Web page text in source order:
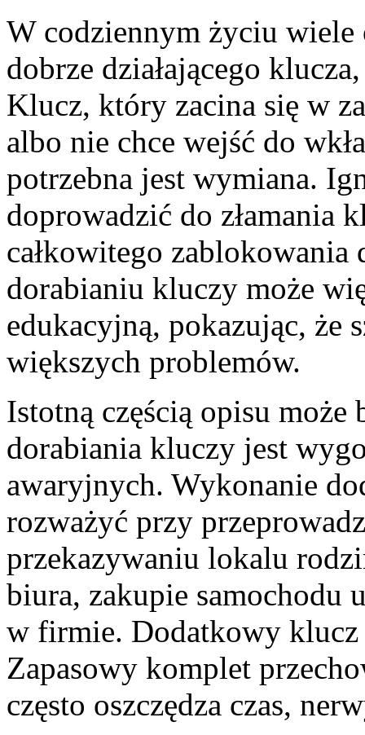
W codziennym życiu wiele
dobrze działającego
Klucz, który zacina się w
albo nie chce wejść do
potrzebna jest wymiana.
doprowadzić do złamania
całkowitego zablokowania
dorabianiu kluczy może
edukacyjną, pokazując, że
większych problemów.
Istotną częścią opisu może
dorabiania kluczy jest
awaryjnych. Wykonanie
rozważyć przy
przekazywaniu lokalu
biura, zakupie samochodu
w firmie. Dodatkowy klucz
Zapasowy komplet
często oszczędza czas,